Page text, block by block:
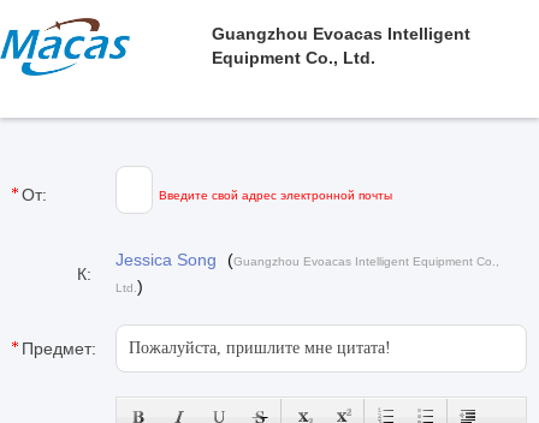
Guangzhou Evoacas Intelligent
Equipment Co., Ltd.
От: Введите свой адрес электронной почты
К:
Jessica Song (Guangzhou Evoacas Intelligent Equipment Co.,
Ltd. )
Предмет: